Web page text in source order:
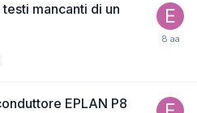
mancanti di un
EPLAN P8